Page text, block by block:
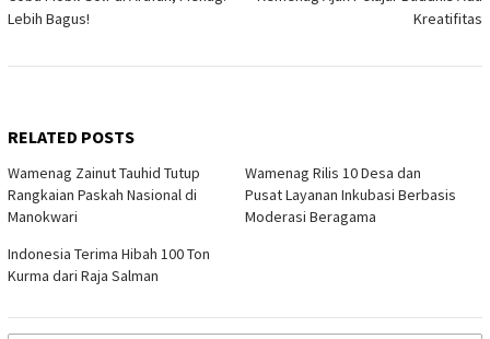
Lebih Bagus!
Kreatifitas
RELATED POSTS
Wamenag Zainut Tauhid Tutup
Rangkaian Paskah Nasional di
Manokwari
Wamenag Rilis 10 Desa dan
Pusat Layanan Inkubasi Berbasis
Moderasi Beragama
Indonesia Terima Hibah 100 Ton
Kurma dari Raja Salman